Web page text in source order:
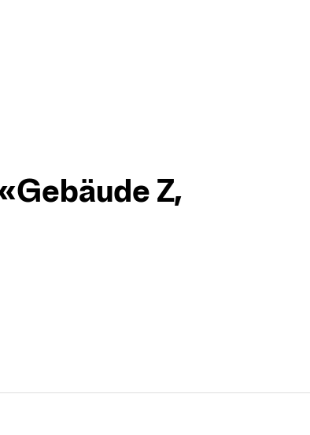
Z,